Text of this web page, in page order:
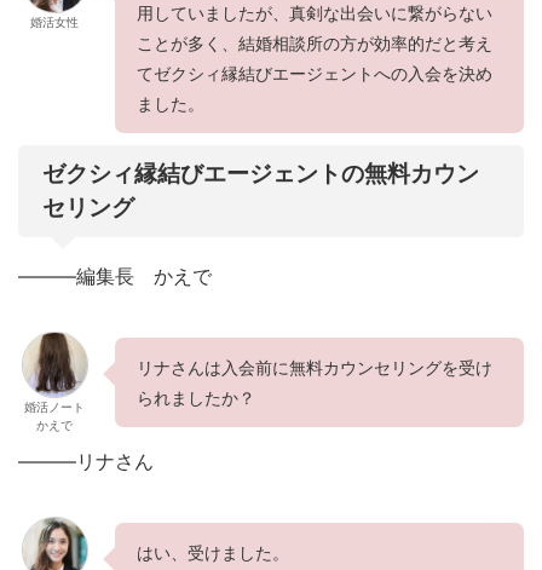
婚活女性
用していましたが、真剣な出会いに繋がらない
ことが多く、結婚相談所の方が効率的だと考え
てゼクシィ縁結びエージェントへの入会を決め
ました。
ゼクシィ縁結びエージェントの無料カウン
セリング
———編集長 かえで
婚活ノート
かえで
リナさんは入会前に無料カウンセリングを受け
られましたか？
———リナさん
はい、受けました。